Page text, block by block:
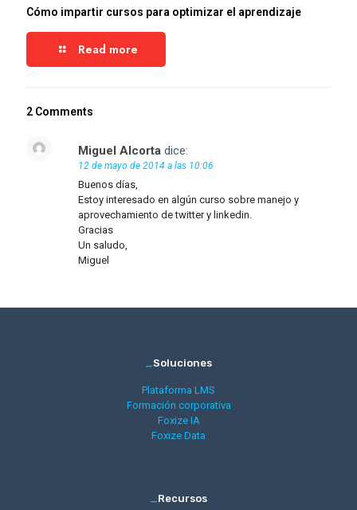
Cómo impartir cursos para optimizar el aprendizaje
Read more
2 Comments
Miguel Alcorta dice:
12 de mayo de 2014 a las 10:06
Buenos días,
Estoy interesado en algún curso sobre manejo y
aprovechamiento de twitter y linkedin.
Gracias
Un saludo,
Miguel
_Soluciones
Plataforma LMS
Formación corporativa
Foxize IA
Foxize Data
_Recursos